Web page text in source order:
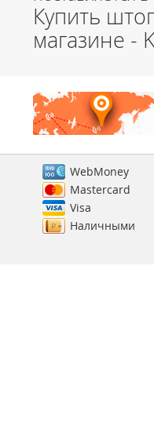
Купить
магазине -
WebMoney
Mastercard
Visa
Наличными